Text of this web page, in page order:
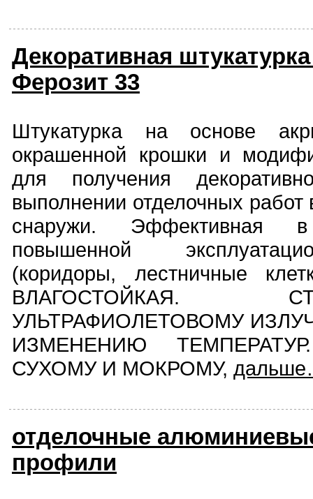
Декоративная
Ферозит 33
Штукатурка на основе
окрашенной крошки и
для получения
выполнении отделочных
снаружи. Эффективная
повышенной
(коридоры, лестничные
ВЛАГОСТОЙКАЯ.
УЛЬТРАФИОЛЕТОВОМУ
ИЗМЕНЕНИЮ
СУХОМУ И МОКРОМУ,
отделочные
профили